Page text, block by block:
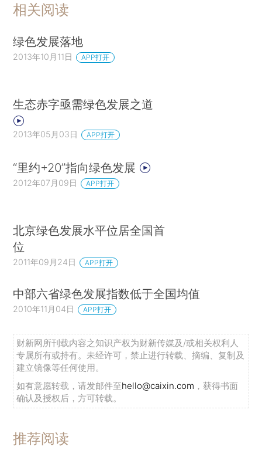
相关阅读
绿色发展落地
2013年10月11日 APP打开
生态赤字亟需绿色发展之道
2013年05月03日 APP打开
“里约+20”指向绿色发展
2012年07月09日 APP打开
北京绿色发展水平位居全国首
位
2011年09月24日 APP打开
中部六省绿色发展指数低于全国均值
2010年11月04日 APP打开
财新网所刊载内容之知识产权为财新传媒及/或相关权利人
专属所有或持有。未经许可，禁止进行转载、摘编、复制及
建立镜像等任何使用。
如有意愿转载，请发邮件至hello@caixin.com ，获得书面
确认及授权后，方可转载。
推荐阅读